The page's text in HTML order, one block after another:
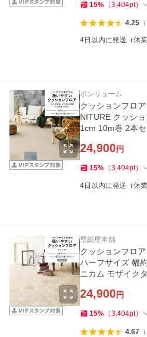
15% （3,404pt）
4.25（
4日以内に発送（休業
ポンリューム
クッションフロ
NITURE クッシ
1cm 10m巻 2本
24,900円
15% （3,404pt）
4日以内に発送（休業
壁紙屋本舗
クッションフロ
ハーフサイズ 幅
ニカム モザイク
24,900円
15% （3,404pt）
4.67（